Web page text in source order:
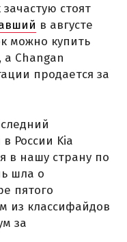
стоят
в августе
можно купить
а Changan
продается за
России Kia
в нашу страну по
шла о
пятого
из классифайдов
за